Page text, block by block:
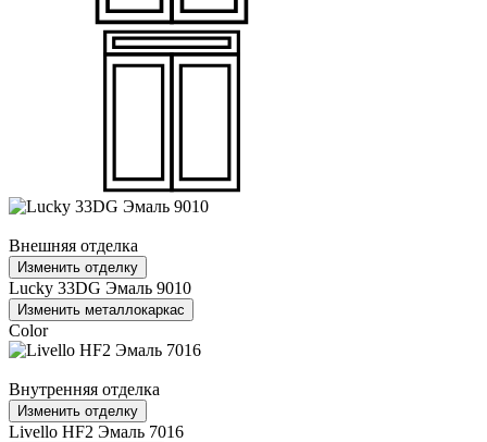
Внешняя отделка
Изменить отделку
Lucky 33DG Эмаль 9010
Изменить металлокаркас
Color
Внутренняя отделка
Изменить отделку
Livello HF2 Эмаль 7016